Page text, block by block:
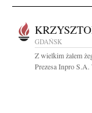
GDAŃSK
Z wielkim żalem
Prezesa Inpro S.A.